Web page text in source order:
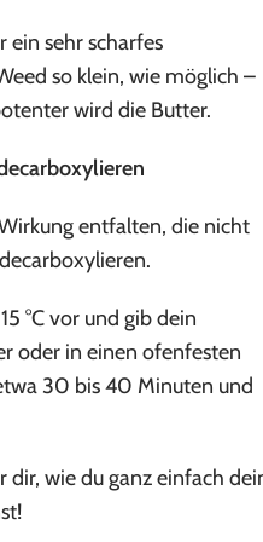
ein sehr scharfes
so klein, wie möglich –
wird die Butter.
entfalten, die nicht
°C vor und gib dein
oder in einen ofenfesten
30 bis 40 Minuten und
dir, wie du ganz einfach